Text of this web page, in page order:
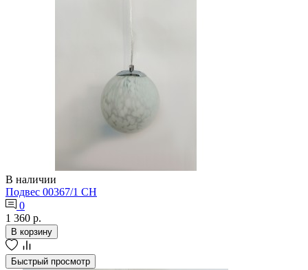
В наличии
Подвес 00367/1 CH
0
1 360 р.
В корзину
Быстрый просмотр